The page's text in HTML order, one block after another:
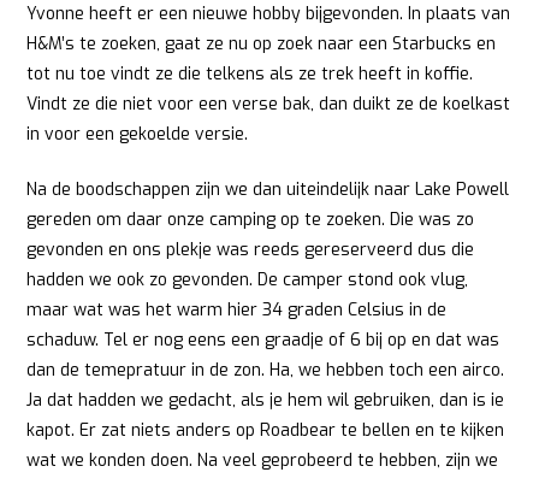
Yvonne heeft er een nieuwe hobby bijgevonden. In plaats van
H&M’s te zoeken, gaat ze nu op zoek naar een Starbucks en
tot nu toe vindt ze die telkens als ze trek heeft in koffie.
Vindt ze die niet voor een verse bak, dan duikt ze de koelkast
in voor een gekoelde versie.
Na de boodschappen zijn we dan uiteindelijk naar Lake Powell
gereden om daar onze camping op te zoeken. Die was zo
gevonden en ons plekje was reeds gereserveerd dus die
hadden we ook zo gevonden. De camper stond ook vlug,
maar wat was het warm hier 34 graden Celsius in de
schaduw. Tel er nog eens een graadje of 6 bij op en dat was
dan de temepratuur in de zon. Ha, we hebben toch een airco.
Ja dat hadden we gedacht, als je hem wil gebruiken, dan is ie
kapot. Er zat niets anders op Roadbear te bellen en te kijken
wat we konden doen. Na veel geprobeerd te hebben, zijn we